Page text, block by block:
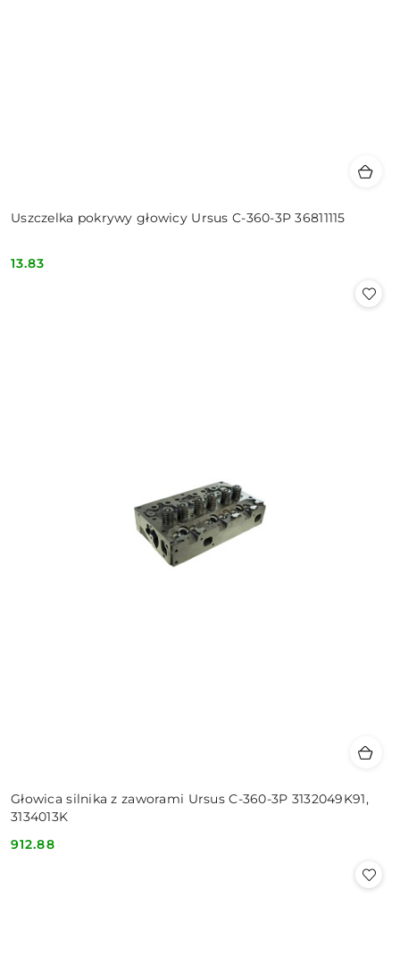
Uszczelka pokrywy głowicy Ursus C-360-3P 36811115
Cena:
13.83
Głowica silnika z zaworami Ursus C-360-3P 3132049K91,
3134013K
Cena:
912.88